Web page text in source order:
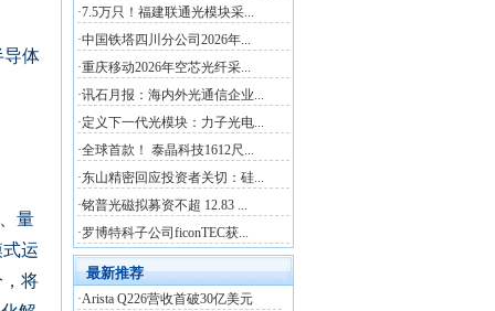
体
量
运
将